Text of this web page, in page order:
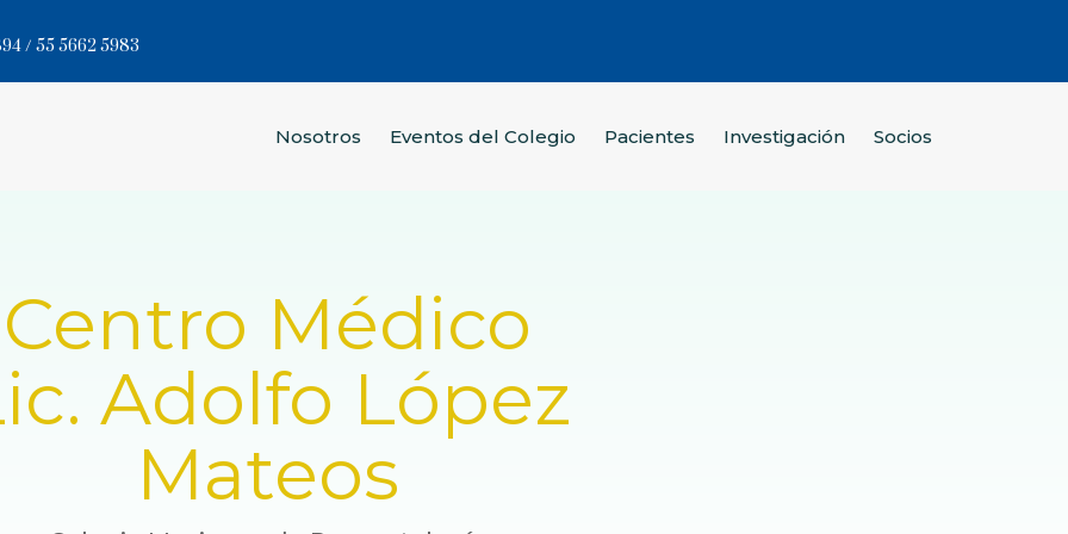
/ 55 5662 5983
Nosotros Eventos del Colegio Pacientes Investigación Socios
Centro Médico
Adolfo López
Mateos